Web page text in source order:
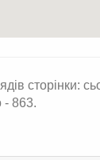
сторінки:
- 863.